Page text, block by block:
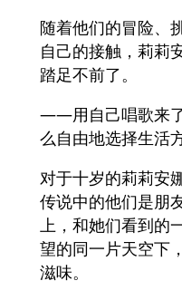
随着他们的冒险、
自己的接触，莉莉
踏足不前了。
——用自己唱歌来
么自由地选择生活
对于十岁的莉莉安
传说中的他们是朋
上，和她们看到的
望的同一片天空下
滋味。